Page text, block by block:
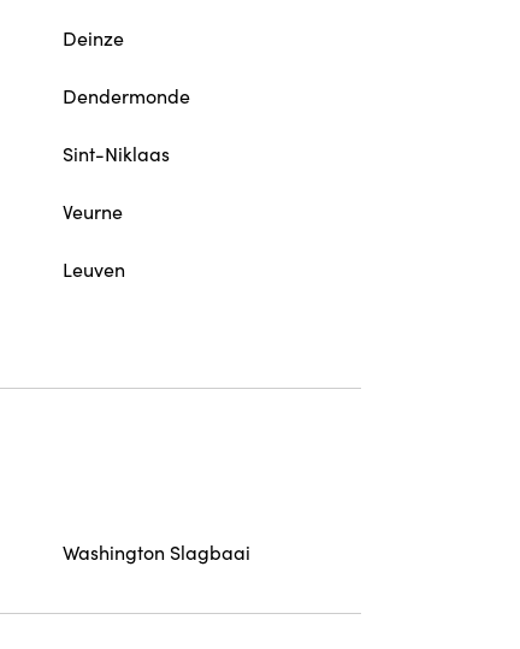
Deinze
Dendermonde
Sint-Niklaas
Veurne
Leuven
Washington Slagbaai